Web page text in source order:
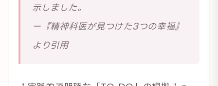
示しました。
ー『精神科医が見つけた3つの幸福』
より引用